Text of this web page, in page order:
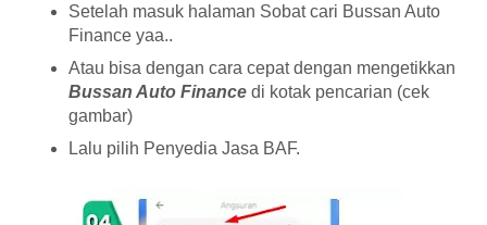
Setelah masuk halaman Sobat cari Bussan Auto
Finance yaa..
Atau bisa dengan cara cepat dengan mengetikkan
Bussan Auto Finance di kotak pencarian (cek
gambar)
Lalu pilih Penyedia Jasa BAF.